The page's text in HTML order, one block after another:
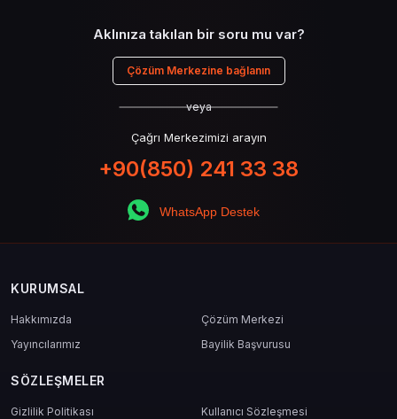
Aklınıza takılan bir soru mu var?
Çözüm Merkezine bağlanın
veya
Çağrı Merkezimizi arayın
+90(850) 241 33 38
WhatsApp Destek
KURUMSAL
Hakkımızda
Çözüm Merkezi
Yayıncılarımız
Bayilik Başvurusu
SÖZLEŞMELER
Gizlilik Politikası
Kullanıcı Sözleşmesi